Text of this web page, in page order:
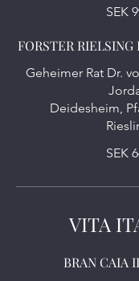
SEK
FORSTER
Geheimer Rat Dr.
Deidesheim,
SEK
VITA
BRAN CAIA